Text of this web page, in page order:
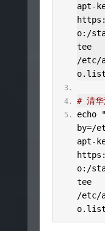
apt-
o:/
tee
/etc/
o. list
# 清华
echo
by=/
apt-
o:/
tee
/etc/
o. list